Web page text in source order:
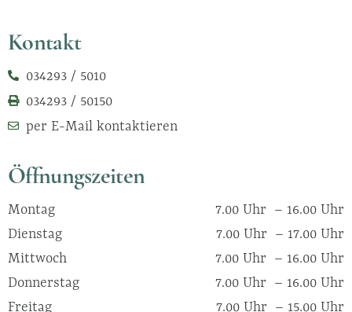
Kontakt
034293 / 5010
034293 / 50150
per E-Mail kontaktieren
Öffnungszeiten
Montag
Dienstag
Mittwoch
Donnerstag
Freitag
7.00 Uhr – 16.00 Uhr
7.00 Uhr – 17.00 Uhr
7.00 Uhr – 16.00 Uhr
7.00 Uhr – 16.00 Uhr
7.00 Uhr – 15.00 Uhr